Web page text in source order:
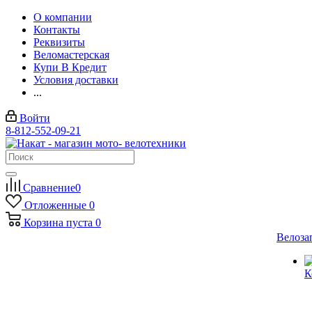
О компании
Контакты
Реквизиты
Веломастерская
Купи В Кредит
Условия доставки
...
Войти
8-812-552-09-21
Сравнение0
Отложенные 0
Корзина пуста 0